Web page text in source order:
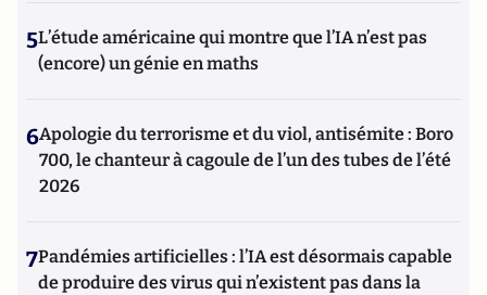
5L’étude américaine qui montre que l’IA n’est pas
(encore) un génie en maths
6Apologie du terrorisme et du viol, antisémite : Boro
700, le chanteur à cagoule de l’un des tubes de l’été
2026
7Pandémies artificielles : l’IA est désormais capable
de produire des virus qui n’existent pas dans la